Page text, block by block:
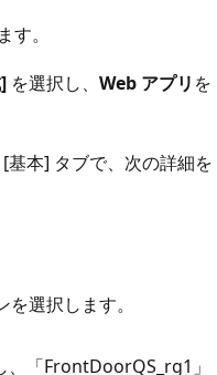
す。
を選択し、 Web アプリ を
本] タブで、次の詳細を
選択します。
、「FrontDoorQS_rg1」